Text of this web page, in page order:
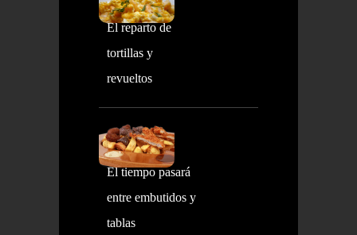
El reparto de
tortillas y
revueltos
El tiempo pasará
entre embutidos y
tablas